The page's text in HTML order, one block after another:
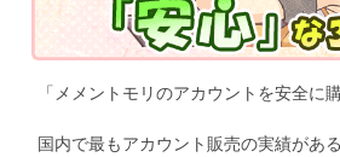
「メメントモリのアカウントを安全に
国内で最もアカウント販売の実績があ